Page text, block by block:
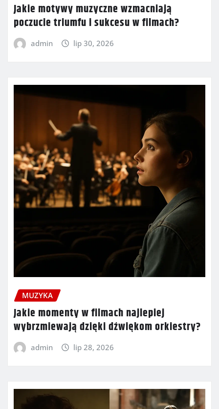
Jakie motywy muzyczne wzmacniają
poczucie triumfu i sukcesu w filmach?
admin lip 30, 2026
MUZYKA
Jakie momenty w filmach najlepiej
wybrzmiewają dzięki dźwiękom orkiestry?
admin lip 28, 2026